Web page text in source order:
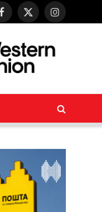
Facebook
X
Instagram